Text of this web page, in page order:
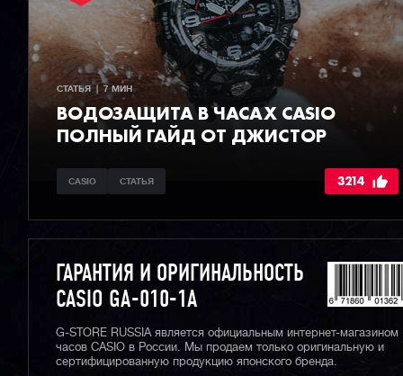
СТАТЬЯ  |  7 МИН
ВОДОЗАЩИТА В ЧАСАХ CASIO
ПОЛНЫЙ ГАЙД ОТ ДЖИСТОР
CASIO СТАТЬЯ 3214
ГАРАНТИЯ И ОРИГИНАЛЬНОСТЬ
CASIO GA-010-1A
G-STORE RUSSIA является официальным интернет-магазином
часов CASIO в России. Мы продаем только оригинальную и
сертифицированную продукцию японского бренда.